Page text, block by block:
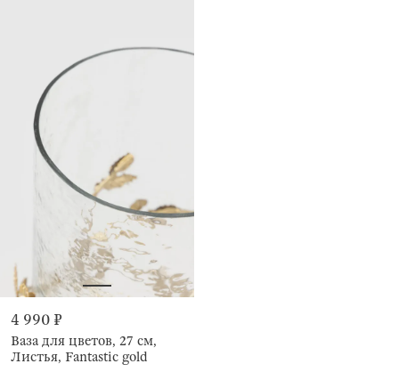
4 990 ₽
Ваза для цветов, 27 см,
Листья, Fantastic gold